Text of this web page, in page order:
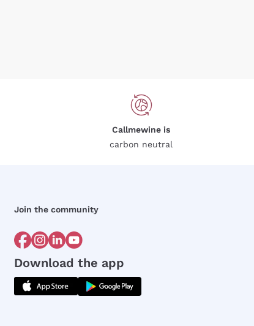
Callmewine is
carbon neutral
Join the community
Download the app